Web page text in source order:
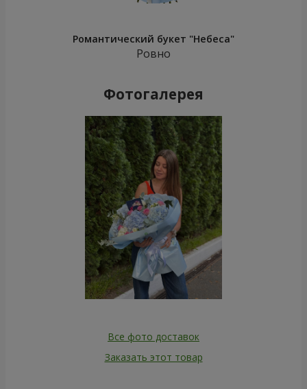
Романтический букет "Небеса"
Ровно
Фотогалерея
Все фото доставок
Заказать этот товар